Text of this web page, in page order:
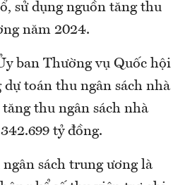
sử dụng nguồn tăng thu
năm 2024.
ban Thường vụ Quốc hội
dự toán thu ngân sách nhà
thu ngân sách nhà
tỷ đồng.
sách trung ương là